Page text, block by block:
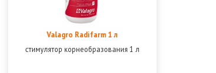
Valagro Radifarm 1 л
стимулятор корнеобразования 1 л